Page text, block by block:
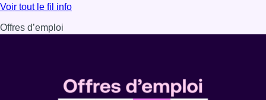
Lire l'article Pizza Nizar: un coup de pub inattendu grâce
Voir tout le fil info
Offres d’emploi